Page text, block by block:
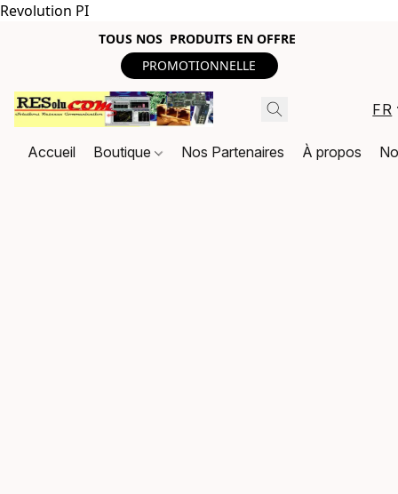
Revolution PI
TOUS NOS PRODUITS EN OFFRE
PROMOTIONNELLE
FR
Accueil Boutique Nos Partenaires À propos